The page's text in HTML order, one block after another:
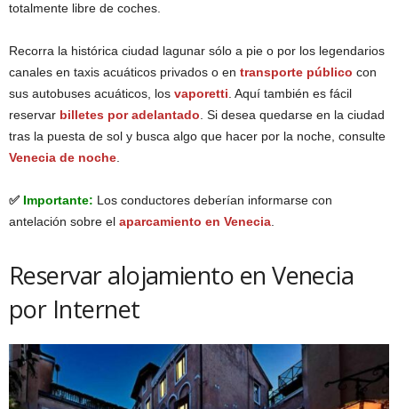
totalmente libre de coches.
Recorra la histórica ciudad lagunar sólo a pie o por los legendarios
canales en taxis acuáticos privados o en transporte público con
sus autobuses acuáticos, los vaporetti . Aquí también es fácil
reservar billetes por adelantado . Si desea quedarse en la ciudad
tras la puesta de sol y busca algo que hacer por la noche, consulte
Venecia de noche
✅ Importante: Los conductores deberían informarse con
antelación sobre el aparcamiento en Venecia
Reservar alojamiento en Venecia
por Internet